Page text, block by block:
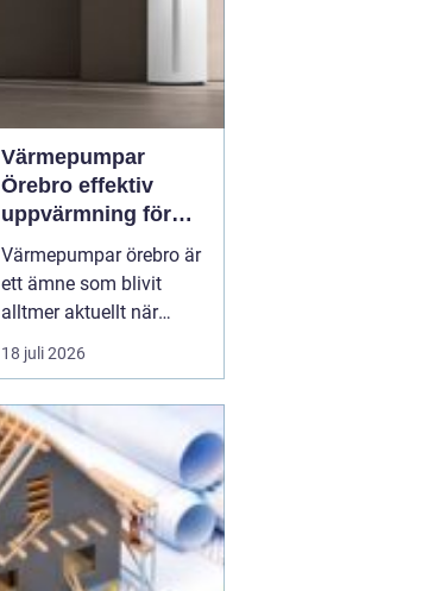
Värmepumpar
Örebro effektiv
uppvärmning för
hus och fastigheter
Värmepumpar örebro är
ett ämne som blivit
alltmer aktuellt när
energipriser stiger och
fler vill sänka sina
samtidigt som
klimatpåverkan minskar.
Många villaägare och
fastighetsägare i
regionen tittar på hur de
kan byta från direktver...
18 juli 2026